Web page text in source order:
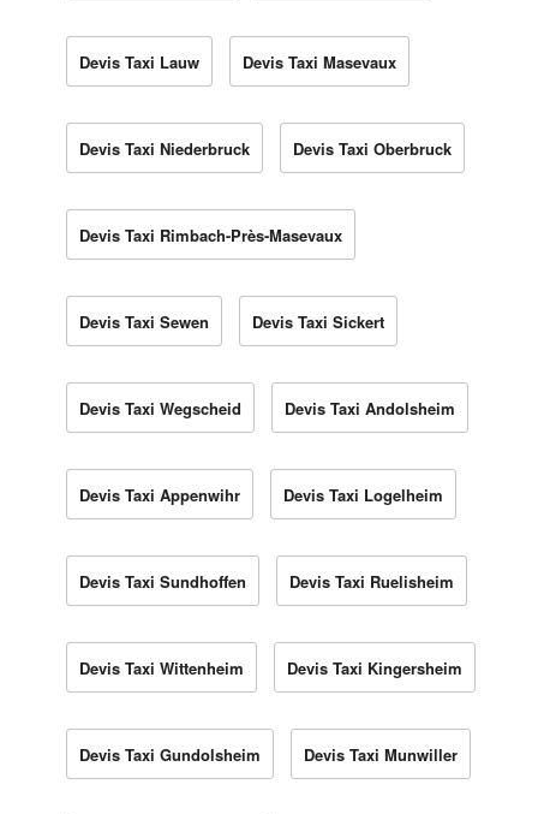
Devis Taxi Lauw Devis Taxi Masevaux
Devis Taxi Niederbruck Devis Taxi Oberbruck
Devis Taxi Rimbach-Près-Masevaux
Devis Taxi Sewen Devis Taxi Sickert
Devis Taxi Wegscheid Devis Taxi Andolsheim
Devis Taxi Appenwihr Devis Taxi Logelheim
Devis Taxi Sundhoffen Devis Taxi Ruelisheim
Devis Taxi Wittenheim Devis Taxi Kingersheim
Devis Taxi Gundolsheim Devis Taxi Munwiller